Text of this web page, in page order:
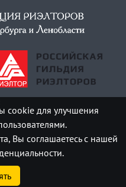
cookie для улучшения
Вы соглашаетесь с нашей